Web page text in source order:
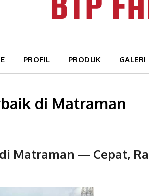
PROFIL PRODUK GALERI
di Matraman
Matraman — Cepat,